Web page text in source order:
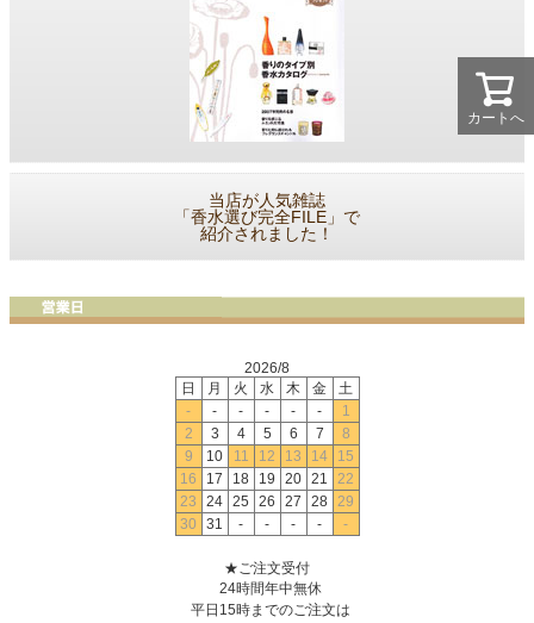
カートへ
当店が人気雑誌
「香水選び完全FILE」で
紹介されました！
2026/8
日
月 火 水 木 金
土
-
- - - - -
1
2
3 4 5 6 7
8
9
10 11 12 13 14
15
16
17 18 19 20 21
22
23
24 25 26 27 28
29
30
31 - - - - -
★ご注文受付
24時間年中無休
平日15時までのご注文は